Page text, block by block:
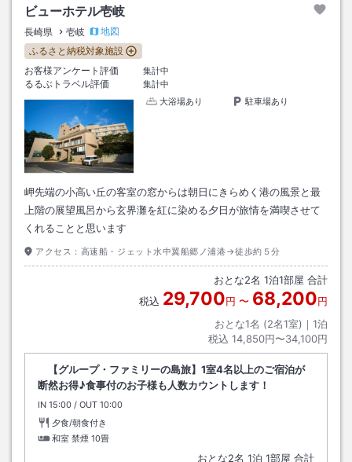
ビューホテル壱岐
長崎県 壱岐
地図
ふるさと納税対象施設
お客様アンケート評価
集計中
るるぶトラベル評価
集計中
大浴場あり
駐車場あり
岬先端の小高い丘の客室の窓からは朝日にきらめく港の風景と最
上階の展望風呂から玄界灘を紅に染める夕日が旅情を満喫させて
くれることと思います
アクセス： 高速船・ジェット水中翼船郷ノ浦港→徒歩約５分
おとな2名 1泊1部屋 合計
税込 29,700円 〜 68,200円
おとな1名 (2名1室)｜ 1泊
税込 14,850円〜34,100円
【グループ・ファミリーの島旅】1室4名以上のご宿泊が
断然お得♪食事付のお子様も人数カウントします！
IN チェックイン
15:00 / OUT チェックアウト
10:00
夕食/朝食付き
和室 禁煙 10畳
おとな2名 1泊 1部屋 合計